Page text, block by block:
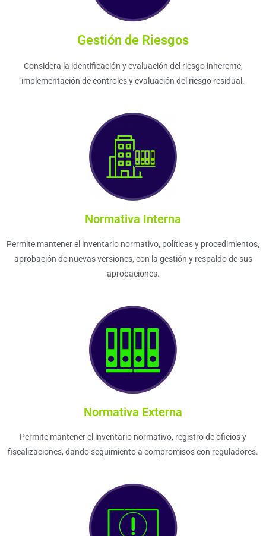
Gestión de Riesgos
Considera la identificación y evaluación del riesgo inherente,
implementación de controles y evaluación del riesgo residual.
Normativa Interna
Permite mantener el inventario normativo, políticas y procedimientos,
aprobación de nuevas versiones, con la gestión y respaldo de sus
aprobaciones.
Normativa Externa
Permite mantener el inventario normativo, registro de oficios y
fiscalizaciones, dando seguimiento a compromisos con reguladores.